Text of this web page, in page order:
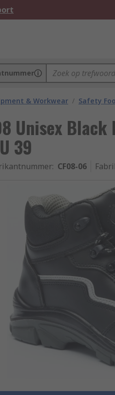
& Workwear / Safety
Unisex
39
: CF08-06